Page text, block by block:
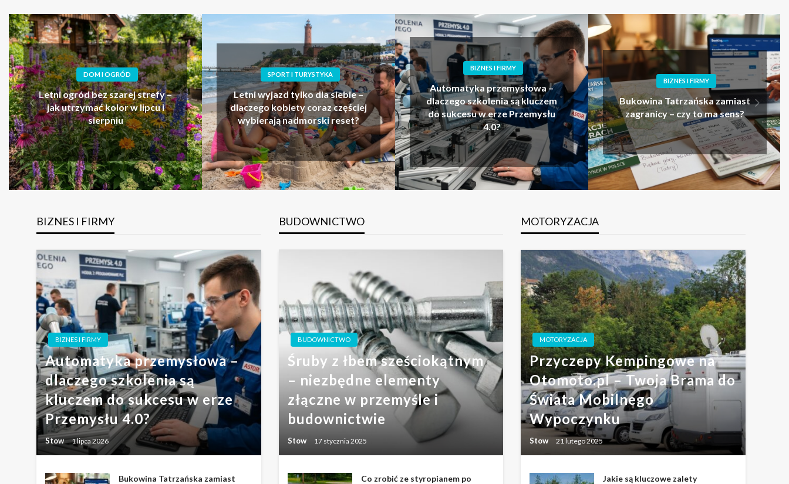
SPORT I TURYSTYKA
Letni wyjazd tylko dla siebie –
dlaczego kobiety coraz częściej
wybierają nadmorski reset?
BIZNES I FIRMY
Automatyka przemysłowa –
dlaczego szkolenia są kluczem
do sukcesu w erze Przemysłu
4.0?
BIZNES I FIRMY
Bukowina Tatrzańska zamiast
zagranicy – czy to ma sens?
BIZNES I FIRMY
Ogród kwitnący przez cały rok
– jak zaplanować nasadzenia
krzewów ozdobnych?
BIZNES I FIRMY
BIZNES I FIRMY
Automatyka przemysłowa –
dlaczego szkolenia są
kluczem do sukcesu w erze
Przemysłu 4.0?
Stow 1 lipca 2026
Bukowina Tatrzańska zamiast
BUDOWNICTWO
BUDOWNICTWO
Śruby z łbem sześciokątnym
– niezbędne elementy
złączne w przemyśle i
budownictwie
Stow 17 stycznia 2025
Co zrobić ze styropianem po
MOTORYZACJA
MOTORYZACJA
Przyczepy Kempingowe na
Otomoto.pl – Twoja Brama do
Świata Mobilnego
Wypoczynku
Stow 21 lutego 2025
Jakie są kluczowe zalety